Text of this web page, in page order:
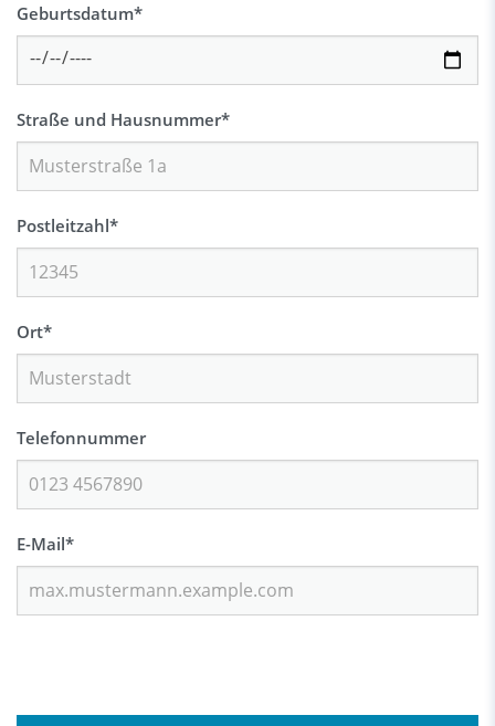
Geburtsdatum*
Straße und Hausnummer*
Postleitzahl*
Ort*
Telefonnummer
E-Mail*